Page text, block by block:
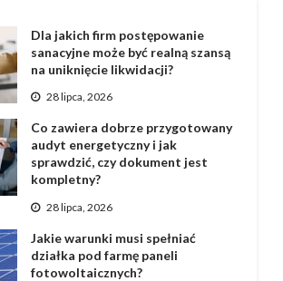
Dla jakich firm postępowanie
sanacyjne może być realną szansą
na uniknięcie likwidacji?
28 lipca, 2026
Co zawiera dobrze przygotowany
audyt energetyczny i jak
sprawdzić, czy dokument jest
kompletny?
28 lipca, 2026
Jakie warunki musi spełniać
działka pod farmę paneli
fotowoltaicznych?